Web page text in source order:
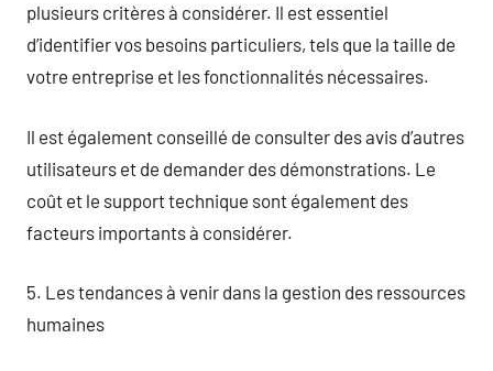
plusieurs critères à considérer. Il est essentiel
d’identifier vos besoins particuliers, tels que la taille de
votre entreprise et les fonctionnalités nécessaires.
Il est également conseillé de consulter des avis d’autres
utilisateurs et de demander des démonstrations. Le
coût et le support technique sont également des
facteurs importants à considérer.
5. Les tendances à venir dans la gestion des ressources
humaines